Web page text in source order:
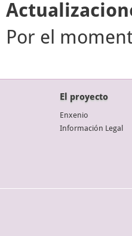
Por el
El proyecto
Enxenio
Información Legal